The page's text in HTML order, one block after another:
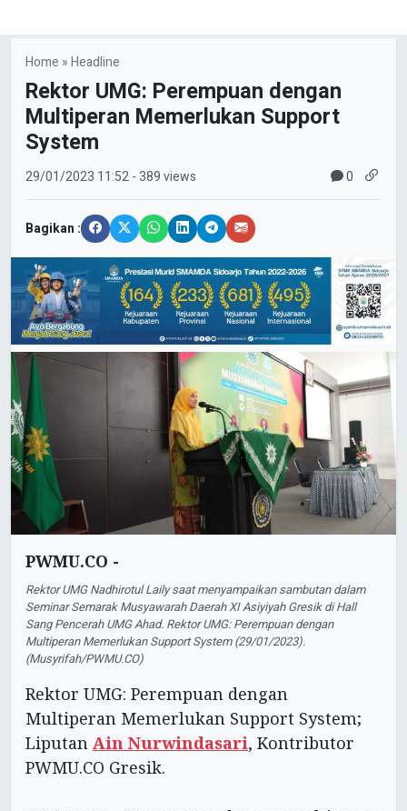
Home »Headline
Rektor UMG: Perempuan dengan
Multiperan Memerlukan Support
System
29/01/2023 11:52- 389 views 0
Bagikan :
PWMU.CO -
Rektor UMG Nadhirotul Laily saat menyampaikan sambutan dalam
Seminar Semarak Musyawarah Daerah XI Asiyiyah Gresik di Hall
Sang Pencerah UMG Ahad. Rektor UMG: Perempuan dengan
Multiperan Memerlukan Support System (29/01/2023).
(Musyrifah/PWMU.CO)
Rektor UMG: Perempuan dengan
Multiperan Memerlukan Support System;
Liputan Ain Nurwindasari, Kontributor
PWMU.CO Gresik.